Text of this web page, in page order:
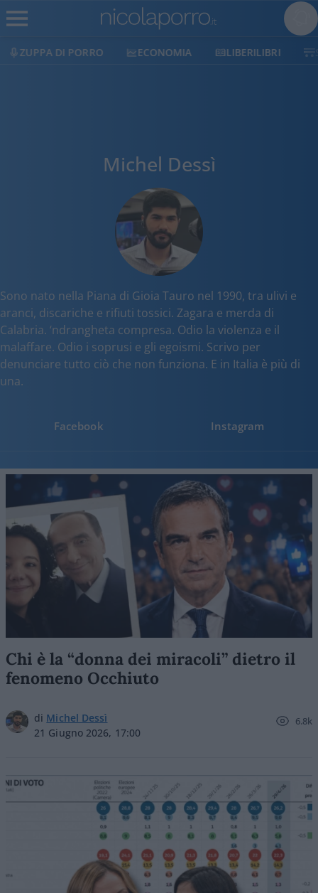
ZUPPA DI PORRO ECONOMIA LIBERILIBRI
Michel Dessì
Sono nato nella Piana di Gioia Tauro nel 1990, tra ulivi e
aranci, discariche e rifiuti tossici. Zagara e merda di
Calabria. ‘ndrangheta compresa. Odio la violenza e il
malaffare. Odio i soprusi e gli egoismi. Scrivo per
denunciare tutto ciò che non funziona. E in Italia è più di
una.
Facebook Instagram
Chi è la “donna dei miracoli” dietro il
fenomeno Occhiuto
di Michel Dessì
21 Giugno 2026, 17:00
6.8k